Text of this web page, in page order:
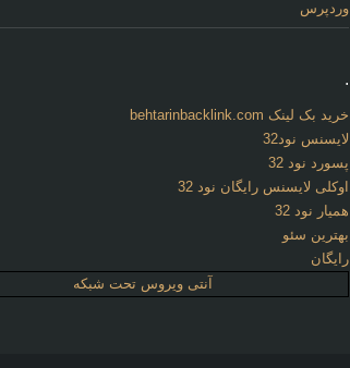
وردپرس
.
خرید بک لینک behtarinbacklink.com
لایسنس نود32
پسورد نود 32
اوکلی لایسنس رایگان نود 32
همیار نود 32
بهترین سئو
رایگان
آنتی ویروس تحت شبکه